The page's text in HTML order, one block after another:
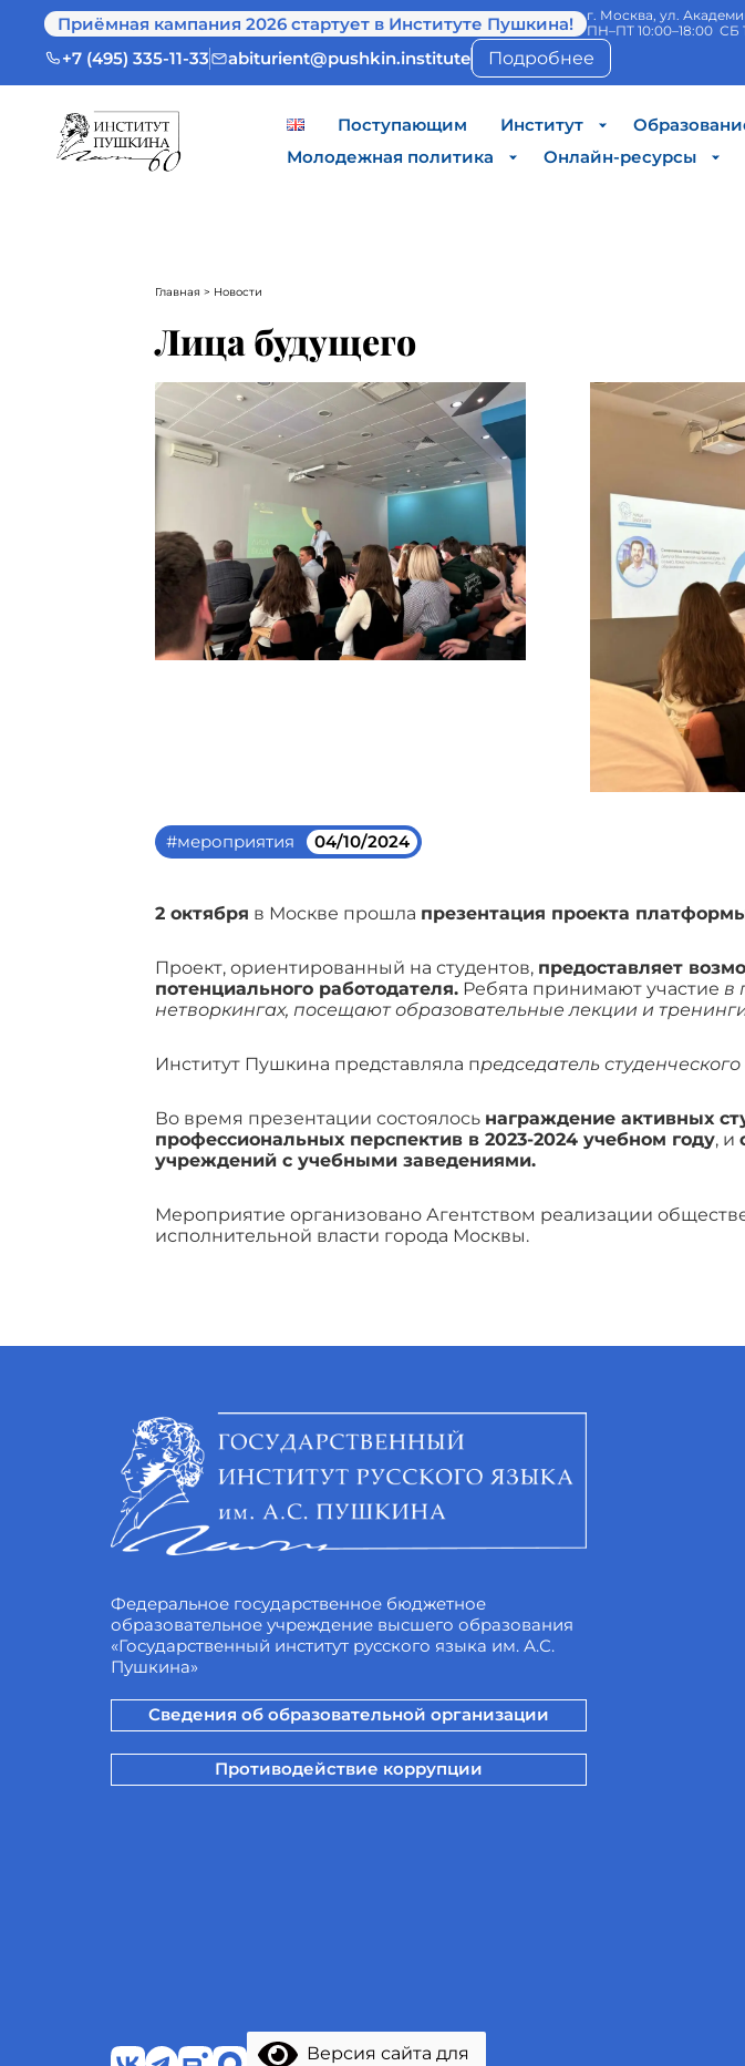
Приёмная кампания 2026 стартует в Институте Пушкина!
г. Москва, ул.
ПН–ПТ 10:00–18:00 СБ
+7 (495) 335-11-33 abiturient@pushkin.institute Подробнее
Поступающим Институт
Молодежная политика
Онлайн-ресурсы
Главная > Новости
Лица будущего
#мероприятия 04/10/2024
2 октября в Москве прошла презентация проекта
Проект, ориентированный на студентов, предоставляет
потенциального работодателя. Ребята принимают участие в
нетворкингах, посещают образовательные лекции и
Институт Пушкина представляла председатель
Во время презентации состоялось награждение активных
профессиональных перспектив в 2023-2024 учебном году, и
учреждений с учебными заведениями.
Мероприятие организовано Агентством реализации
исполнительной власти города Москвы.
Федеральное государственное бюджетное
образовательное учреждение высшего образования
«Государственный институт русского языка им. А.С.
Пушкина»
Сведения об образовательной организации
Противодействие коррупции
Версия сайта для